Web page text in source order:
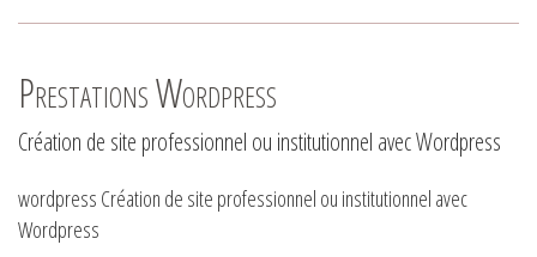
Prestations Wordpress
Création de site professionnel ou institutionnel avec Wordpress
wordpress Création de site professionnel ou institutionnel avec
Wordpress